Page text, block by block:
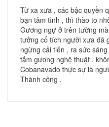
Từ xa xưa , các bậc quyền
bạn tâm tình , thì thào to
Gương ngự ở trên tường
tưởng cổ tích người xưa đã
ngừng cải tiến , ra sức
tấm gương nghệ thuật .
Cobanavado thực sự là
Thành công .